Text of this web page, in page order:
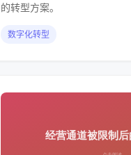
的转型方案。
数字化转型